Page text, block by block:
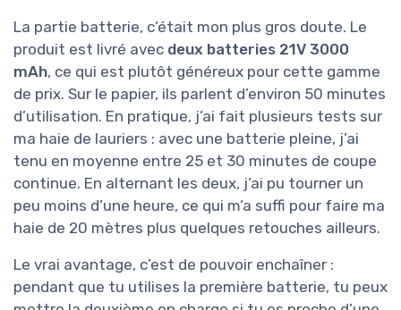
La partie batterie, c’était mon plus gros doute. Le
produit est livré avec deux batteries 21V 3000
mAh, ce qui est plutôt généreux pour cette gamme
de prix. Sur le papier, ils parlent d’environ 50 minutes
d’utilisation. En pratique, j’ai fait plusieurs tests sur
ma haie de lauriers : avec une batterie pleine, j’ai
tenu en moyenne entre 25 et 30 minutes de coupe
continue. En alternant les deux, j’ai pu tourner un
peu moins d’une heure, ce qui m’a suffi pour faire ma
haie de 20 mètres plus quelques retouches ailleurs.
Le vrai avantage, c’est de pouvoir enchaîner :
pendant que tu utilises la première batterie, tu peux